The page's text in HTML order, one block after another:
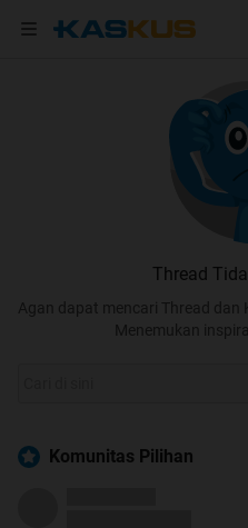
Thread
Agan dapat mencari Thread dan
Menemukan
Komunitas Pilihan